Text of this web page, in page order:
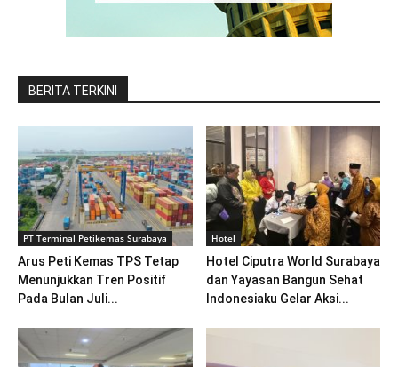
BERITA TERKINI
PT Terminal Petikemas Surabaya
Arus Peti Kemas TPS Tetap
Menunjukkan Tren Positif
Pada Bulan Juli...
Hotel
Hotel Ciputra World Surabaya
dan Yayasan Bangun Sehat
Indonesiaku Gelar Aksi...